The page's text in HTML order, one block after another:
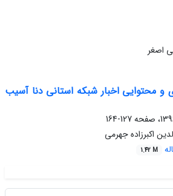
اصغر
و محتوایی اخبار شبکه استانی دنا آسیب
127-164
اکبرزاده جهرمی
1.42 M